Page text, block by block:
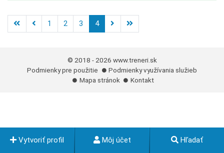
1 2 3 4
© 2018 - 2026 www.treneri.sk
Podmienky pre použitie
Podmienky využívania služieb
Mapa stránok
Kontakt
Vytvoriť profil Môj účet Hľadať